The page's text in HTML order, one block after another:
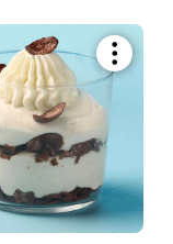
recipe